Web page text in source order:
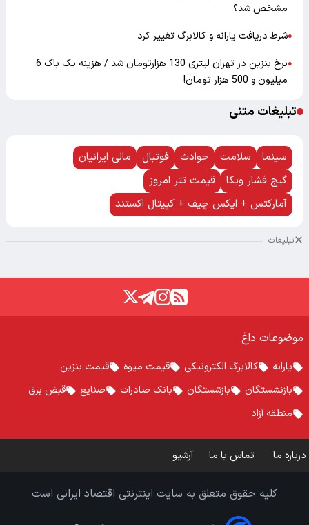
مشخص شد؟
●شرط دریافت یارانه و کالابرگ تغییر کرد
●
نرخ بنزین در تهران لیتری 130 هزارتومان شد / هزینه یک باک 6
میلیون و 500 هزار تومان!
تبلیغات متنی
سینما سلامت حوادث فوتبال
مالی ایرانیان
گیج فشار ویکا
قیمت تتر امروز
آمارکتس + ایکس چیف + کپیتال اکستند
تبلیغات
موضوعات داغ
یارانه کالابرگ الکترونیکی قیمت میوه
قیمت بنزین
بازنشستگان
بازشستگان بانک صادرات صنایع
قبض برق
منطقه آزاد
درباره ما تماس با ما آرشیو
کلیه حقوق متعلق به سایت اینترنتی اقتصاد ایرانی است